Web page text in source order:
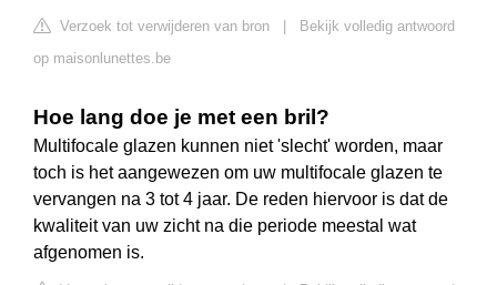
Verzoek tot verwijderen van bron
Bekijk volledig antwoord
op maisonlunettes.be
Hoe lang doe je met een bril?
Multifocale glazen kunnen niet 'slecht' worden, maar
toch is het aangewezen om uw multifocale glazen te
vervangen na 3 tot 4 jaar. De reden hiervoor is dat de
kwaliteit van uw zicht na die periode meestal wat
afgenomen is.